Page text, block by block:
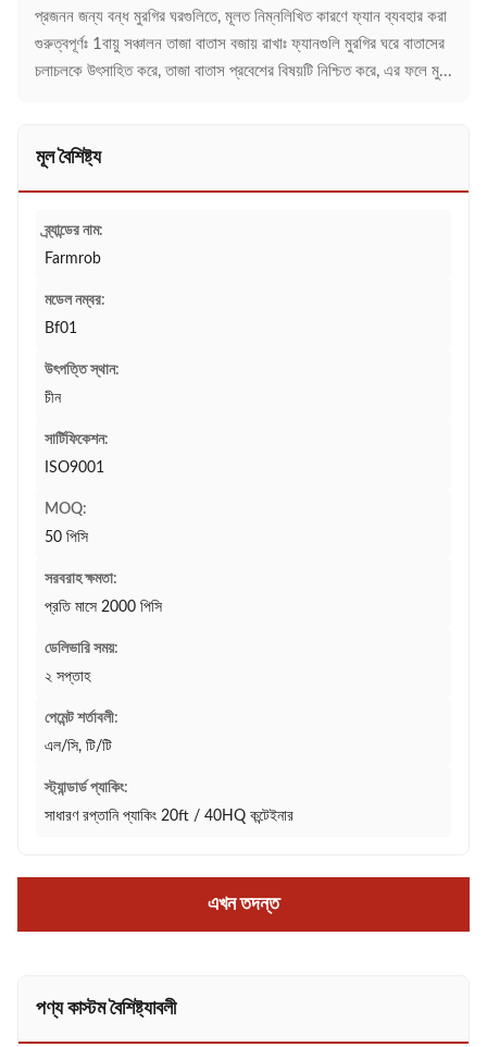
প্রজনন জন্য বন্ধ মুরগির ঘরগুলিতে, মূলত নিম্নলিখিত কারণে ফ্যান ব্যবহার করা
গুরুত্বপূর্ণঃ 1বায়ু সঞ্চালন তাজা বাতাস বজায় রাখাঃ ফ্যানগুলি মুরগির ঘরে বাতাসের
চলাচলকে উৎসাহিত করে, তাজা বাতাস প্রবেশের বিষয়টি নিশ্চিত করে, এর ফলে মু...
মূল বৈশিষ্ট্য
ব্র্যান্ডের নাম:
Farmrob
মডেল নম্বর:
Bf01
উৎপত্তি স্থান:
চীন
সার্টিফিকেশন:
ISO9001
MOQ:
50 পিসি
সরবরাহ ক্ষমতা:
প্রতি মাসে 2000 পিসি
ডেলিভারি সময়:
২ সপ্তাহ
পেমেন্ট শর্তাবলী:
এল/সি, টি/টি
স্ট্যান্ডার্ড প্যাকিং:
সাধারণ রপ্তানি প্যাকিং 20ft / 40HQ কন্টেইনার
এখন তদন্ত
পণ্য কাস্টম বৈশিষ্ট্যাবলী